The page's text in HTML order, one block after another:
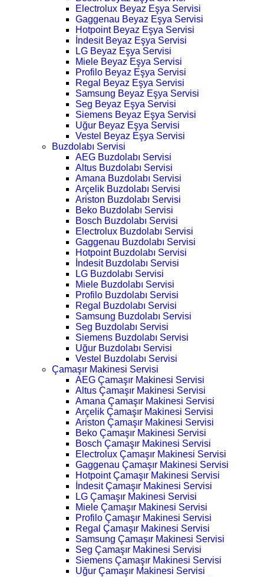
Electrolux Beyaz Eşya Servisi
Gaggenau Beyaz Eşya Servisi
Hotpoint Beyaz Eşya Servisi
İndesit Beyaz Eşya Servisi
LG Beyaz Eşya Servisi
Miele Beyaz Eşya Servisi
Profilo Beyaz Eşya Servisi
Regal Beyaz Eşya Servisi
Samsung Beyaz Eşya Servisi
Seg Beyaz Eşya Servisi
Siemens Beyaz Eşya Servisi
Uğur Beyaz Eşya Servisi
Vestel Beyaz Eşya Servisi
Buzdolabı Servisi
AEG Buzdolabı Servisi
Altus Buzdolabı Servisi
Amana Buzdolabı Servisi
Arçelik Buzdolabı Servisi
Ariston Buzdolabı Servisi
Beko Buzdolabı Servisi
Bosch Buzdolabı Servisi
Electrolux Buzdolabı Servisi
Gaggenau Buzdolabı Servisi
Hotpoint Buzdolabı Servisi
İndesit Buzdolabı Servisi
LG Buzdolabı Servisi
Miele Buzdolabı Servisi
Profilo Buzdolabı Servisi
Regal Buzdolabı Servisi
Samsung Buzdolabı Servisi
Seg Buzdolabı Servisi
Siemens Buzdolabı Servisi
Uğur Buzdolabı Servisi
Vestel Buzdolabı Servisi
Çamaşır Makinesi Servisi
AEG Çamaşır Makinesi Servisi
Altus Çamaşır Makinesi Servisi
Amana Çamaşır Makinesi Servisi
Arçelik Çamaşır Makinesi Servisi
Ariston Çamaşır Makinesi Servisi
Beko Çamaşır Makinesi Servisi
Bosch Çamaşır Makinesi Servisi
Electrolux Çamaşır Makinesi Servisi
Gaggenau Çamaşır Makinesi Servisi
Hotpoint Çamaşır Makinesi Servisi
İndesit Çamaşır Makinesi Servisi
LG Çamaşır Makinesi Servisi
Miele Çamaşır Makinesi Servisi
Profilo Çamaşır Makinesi Servisi
Regal Çamaşır Makinesi Servisi
Samsung Çamaşır Makinesi Servisi
Seg Çamaşır Makinesi Servisi
Siemens Çamaşır Makinesi Servisi
Uğur Çamaşır Makinesi Servisi